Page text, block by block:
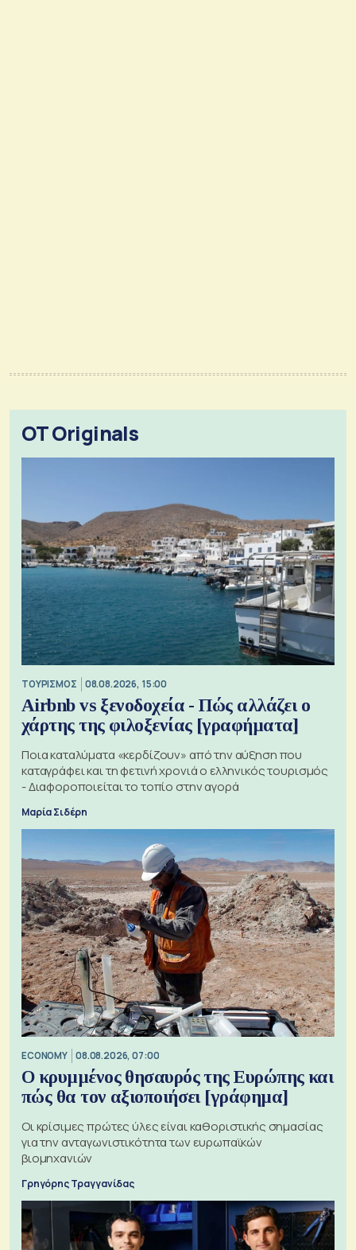
OT Originals
ΤΟΥΡΙΣΜΟΣ 08.08.2026, 15:00
Airbnb vs ξενοδοχεία - Πώς αλλάζει ο
χάρτης της φιλοξενίας [γραφήματα]
Ποια καταλύματα «κερδίζουν» από την αύξηση που
καταγράφει και τη φετινή χρονιά ο ελληνικός τουρισμός
- Διαφοροποιείται το τοπίο στην αγορά
Μαρία Σιδέρη
ECONOMY 08.08.2026, 07:00
Ο κρυμμένος θησαυρός της Ευρώπης και
πώς θα τον αξιοποιήσει [γράφημα]
Οι κρίσιμες πρώτες ύλες είναι καθοριστικής σημασίας
για την ανταγωνιστικότητα των ευρωπαϊκών
βιομηχανιών
Γρηγόρης Τραγγανίδας